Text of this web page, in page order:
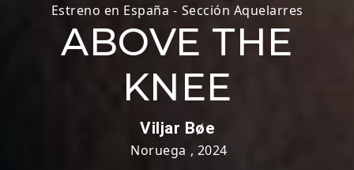
Estreno en España - Sección Aquelarres
ABOVE THE
KNEE
Viljar Bøe
Noruega , 2024